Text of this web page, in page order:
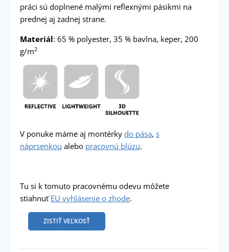
práci sú doplnené malými reflexnými pásikmi na
prednej aj zadnej strane.
Materiál: 65 % polyester, 35 % bavlna, keper, 200
g/m2
V ponuke máme aj montérky do pása, s
náprsenkou alebo pracovnú blúzu.
Tu si k tomuto pracovnému odevu môžete
stiahnuťEU vyhlásenie o zhode.
ZISTIŤ VEĽKOSŤ